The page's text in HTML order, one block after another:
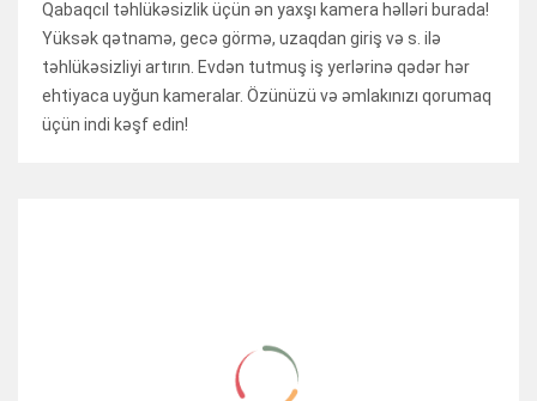
Qabaqcıl təhlükəsizlik üçün ən yaxşı kamera həlləri burada!
Yüksək qətnamə, gecə görmə, uzaqdan giriş və s. ilə
təhlükəsizliyi artırın. Evdən tutmuş iş yerlərinə qədər hər
ehtiyaca uyğun kameralar. Özünüzü və əmlakınızı qorumaq
üçün indi kəşf edin!